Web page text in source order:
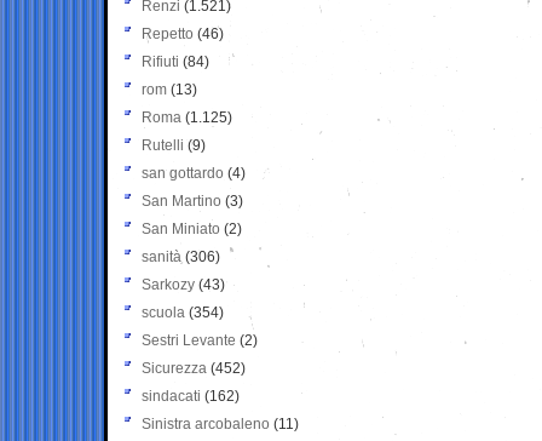
Renzi (1.521)
Repetto (46)
Rifiuti (84)
rom (13)
Roma (1.125)
Rutelli (9)
san gottardo (4)
San Martino (3)
San Miniato (2)
sanità (306)
Sarkozy (43)
scuola (354)
Sestri Levante (2)
Sicurezza (452)
sindacati (162)
Sinistra arcobaleno (11)